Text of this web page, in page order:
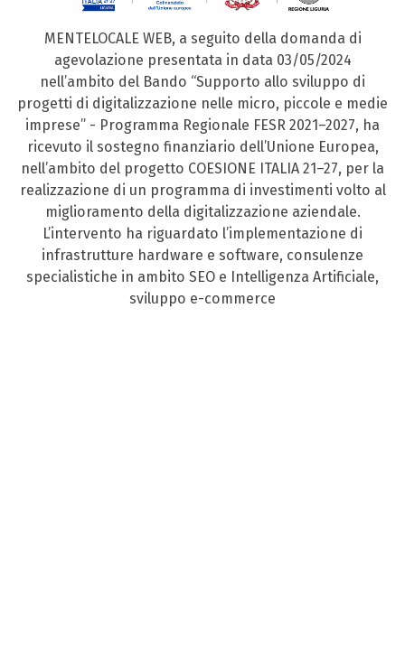
MENTELOCALE WEB, a seguito della domanda di
agevolazione presentata in data 03/05/2024
nell’ambito del Bando “Supporto allo sviluppo di
progetti di digitalizzazione nelle micro, piccole e medie
imprese” - Programma Regionale FESR 2021–2027, ha
ricevuto il sostegno finanziario dell’Unione Europea,
nell’ambito del progetto COESIONE ITALIA 21–27, per la
realizzazione di un programma di investimenti volto al
miglioramento della digitalizzazione aziendale.
L’intervento ha riguardato l’implementazione di
infrastrutture hardware e software, consulenze
specialistiche in ambito SEO e Intelligenza Artificiale,
sviluppo e-commerce